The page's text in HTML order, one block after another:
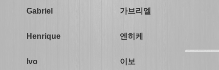
Gabriel 가브리엘
Henrique 엔히케
Ivo 이보